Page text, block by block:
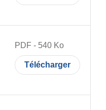
PDF - 540 Ko
Télécharger